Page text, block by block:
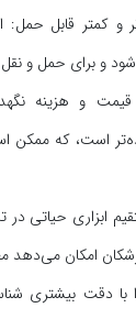
کمتر قابل حمل:
و برای حمل و
و هزینه
است، که ممکن
ابزاری حیاتی
امکان می‌دهد
دقت بیشتری